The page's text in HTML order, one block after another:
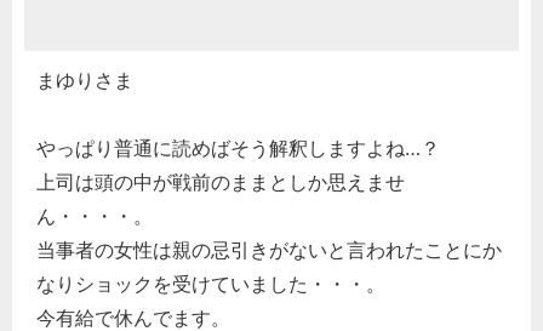
まゆりさま
やっぱり普通に読めばそう解釈しますよね…？
上司は頭の中が戦前のままとしか思えませ
ん・・・・。
当事者の女性は親の忌引きがないと言われたことにか
なりショックを受けていました・・・。
今有給で休んでます。